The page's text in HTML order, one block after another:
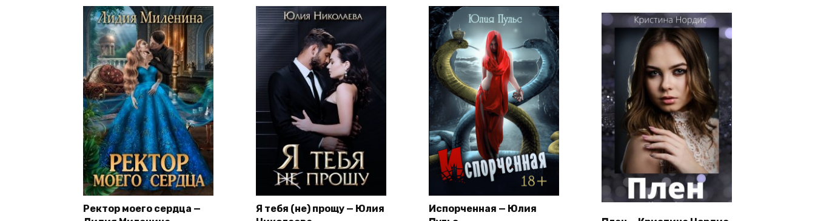
Ректор моего сердца —
Я тебя (не) прощу — Юлия
Испорченная — Юлия